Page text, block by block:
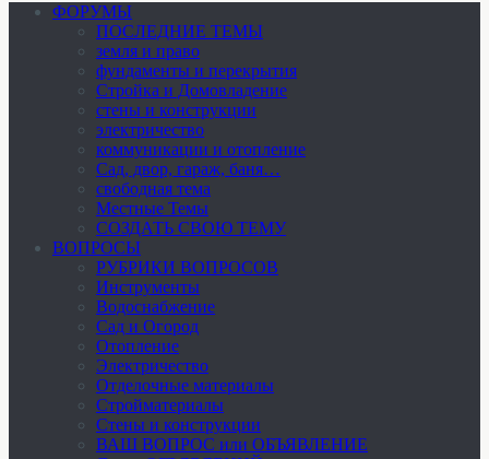
ФОРУМЫ
ПОСЛЕДНИЕ ТЕМЫ
земля и право
фундаменты и перекрытия
Стройка и Домовладение
стены и конструкции
электричество
коммуникации и отопление
Cад, двор, гараж, баня…
свободная тема
Местные Темы
СОЗДАТЬ СВОЮ ТЕМУ
ВОПРОСЫ
РУБРИКИ ВОПРОСОВ
Инструменты
Водоснабжение
Сад и Огород
Отопление
Электричество
Отделочные материалы
Стройматериалы
Стены и конструкции
ВАШ ВОПРОС или ОБЪЯВЛЕНИЕ